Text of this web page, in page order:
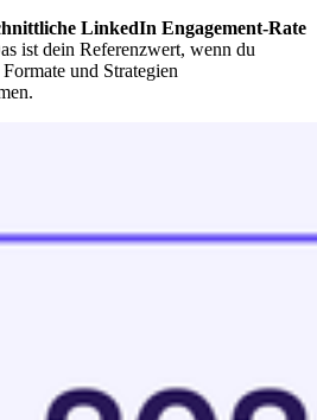
LinkedIn Engagement-Rate
ist dein Referenzwert, wenn du
und Strategien